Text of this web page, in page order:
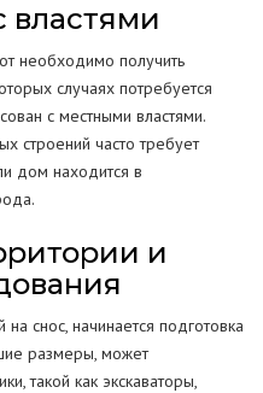
властями
необходимо получить
случаях потребуется
с местными властями.
строений часто требует
дом находится в
и
снос, начинается подготовка
размеры, может
такой как экскаваторы,